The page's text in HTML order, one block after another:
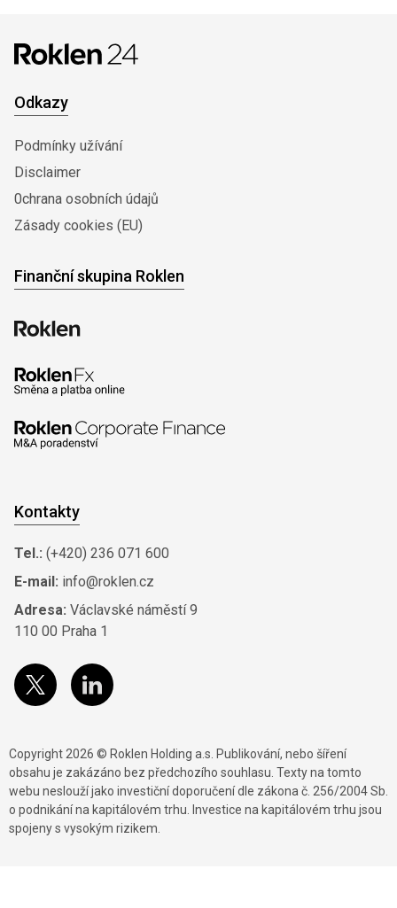
Odkazy
Podmínky užívání
Disclaimer
0chrana osobních údajů
Zásady cookies (EU)
Finanční skupina Roklen
Kontakty
Tel.: (+420) 236 071 600
E-mail: info@roklen.cz
Adresa: Václavské náměstí 9
110 00 Praha 1
Copyright 2026 © Roklen Holding a.s. Publikování, nebo šíření
obsahu je zakázáno bez předchozího souhlasu. Texty na tomto
webu neslouží jako investiční doporučení dle zákona č. 256/2004 Sb.
o podnikání na kapitálovém trhu. Investice na kapitálovém trhu jsou
spojeny s vysokým rizikem.